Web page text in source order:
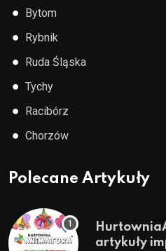
● Bytom
● Rybnik
● Ruda Śląska
● Tychy
● Racibórz
● Chorzów
Polecane Artykuły
artykuły